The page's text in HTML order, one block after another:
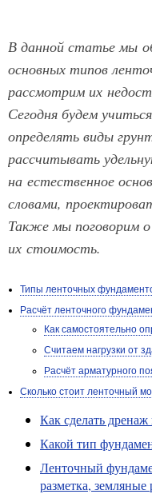
В данной статье мы
основных типов
рассмотрим их
Сегодня будем
определять виды
рассчитывать
на естественное
словами,
Также мы поговорим
их стоимость.
Типы ленточных
Расчёт ленточного
Как самостоятельно
Считаем нагрузки от
Расчёт арматурного
Сколько стоит ленточный
Как сделать дренаж
Какой тип
Ленточный
разметка,